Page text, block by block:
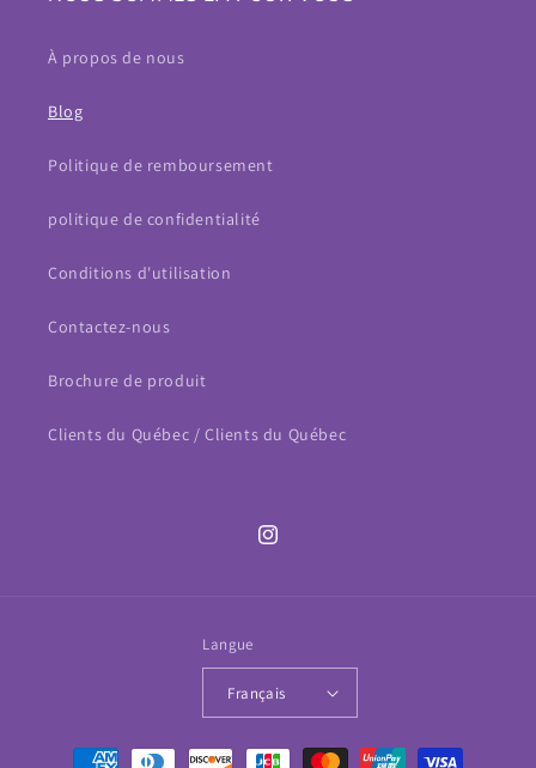
À propos de nous
Blog
Politique de remboursement
politique de confidentialité
Conditions d'utilisation
Contactez-nous
Brochure de produit
Clients du Québec / Clients du Québec
Instagram
Langue
Français
Moyens